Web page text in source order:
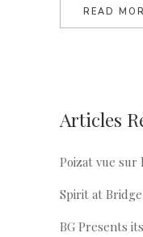
READ
Articles
Poizat vue sur
Spirit at
BG Presents